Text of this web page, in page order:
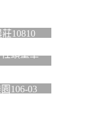
10810
頭童軍
106-03